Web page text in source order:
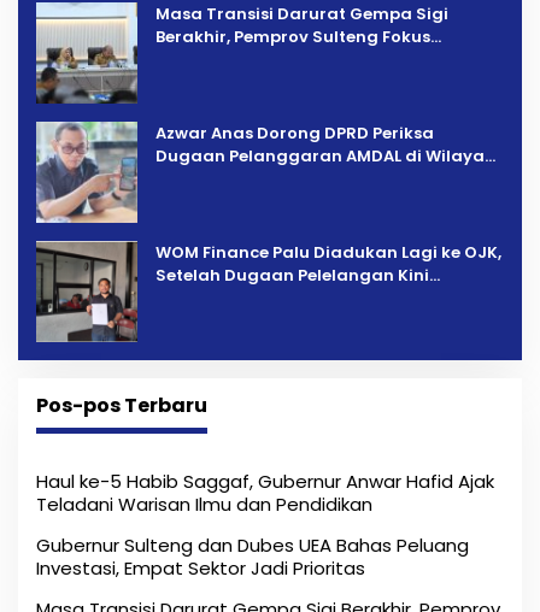
Masa Transisi Darurat Gempa Sigi
Berakhir, Pemprov Sulteng Fokus
Azwar Anas Dorong DPRD Periksa
Dugaan Pelanggaran AMDAL di Wilayah
‎WOM Finance Palu Diadukan Lagi ke OJK,
Setelah Dugaan Pelelangan Kini
Pos-pos Terbaru
Haul ke-5 Habib Saggaf, Gubernur Anwar Hafid Ajak
Teladani Warisan Ilmu dan Pendidikan
Gubernur Sulteng dan Dubes UEA Bahas Peluang
Investasi, Empat Sektor Jadi Prioritas